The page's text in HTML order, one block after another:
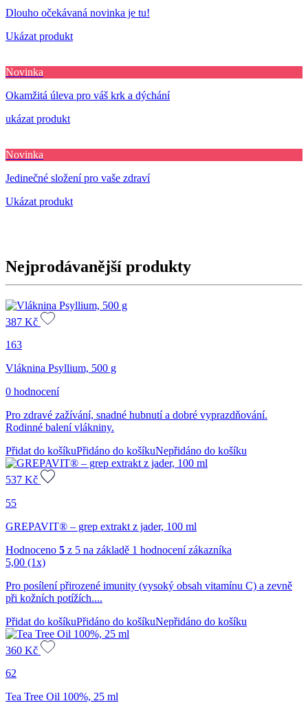
Dlouho očekávaná novinka je tu!
Ukázat produkt
Novinka
Okamžitá úleva pro váš krk a dýchání
ukázat produkt
Novinka
Jedinečné složení pro vaše zdraví
Ukázat produkt
Nejprodávanější produkty
387 Kč
163
Vláknina Psyllium, 500 g
0 hodnocení
Pro zdravé zažívání, snadné hubnutí a dobré vyprazdňování.
Rodinné balení vlákniny.
Přidat do košíkuPřidáno do košíkuNepřidáno do košíku
537 Kč
55
GREPAVIT® – grep extrakt z jader, 100 ml
Hodnoceno 5 z 5 na základě 1 hodnocení zákazníka
5,00 (1x)
Pro posílení přirozené imunity (vysoký obsah vitamínu C) a zevně
při kožních potížích....
Přidat do košíkuPřidáno do košíkuNepřidáno do košíku
360 Kč
62
Tea Tree Oil 100%, 25 ml